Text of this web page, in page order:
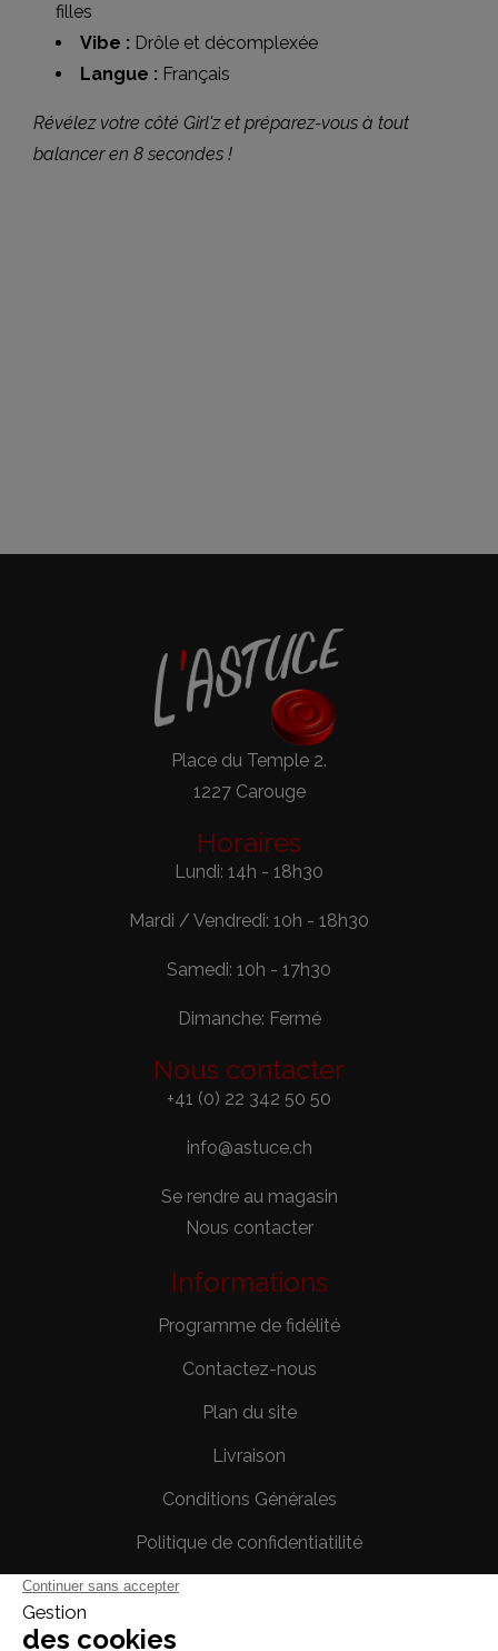
filles
Vibe : Drôle et décomplexée
Langue : Français
Révélez votre côté Girl'z et préparez-vous à tout
balancer en 8 secondes !
Place du Temple 2.
1227 Carouge
Horaires
Lundi: 14h - 18h30
Mardi / Vendredi: 10h - 18h30
Samedi: 10h - 17h30
Dimanche: Fermé
Nous contacter
+41 (0) 22 342 50 50
info@astuce.ch
Se rendre au magasin
Nous contacter
Informations
Programme de fidélité
Contactez-nous
Plan du site
Livraison
Conditions Générales
Politique de confidentiatilité